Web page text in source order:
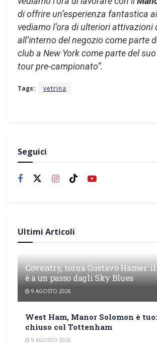
di offrire un’esperienza fantastica
vediamo l’ora di ulteriori attivazioni
all’interno del negozio come parte
club a New York come parte del
tour pre-campionato”.
Tags: vetrina
Seguici
Ultimi Articoli
Coventry, torna Gustavo Hamer:
è a un passo dagli Sky Blues
9 AGOSTO 2026
West Ham, Manor Solomon è
chiuso col Tottenham
9 AGOSTO 2026